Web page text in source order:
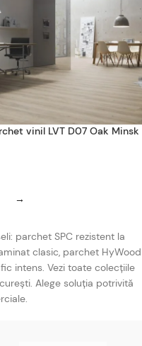
vinil LVT D07 Oak Minsk
→
parchet SPC rezistent la
clasic, parchet HyWood
intens. Vezi toate colecțiile
Alege soluția potrivită